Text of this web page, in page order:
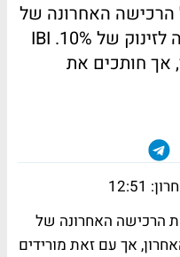
האחרונה של
החברה ביום חמישי, שהביאה לזינוק של 10%. IBI
אך חותכים את
הרכישה האחרונה של
אך עם זאת מורידים